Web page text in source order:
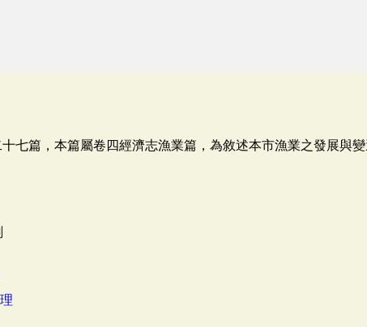
七篇，本篇屬卷四經濟志漁業篇，為敘述本市漁業之發展與